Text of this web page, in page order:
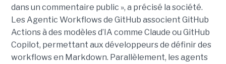
dans un commentaire public », a précisé la société.
Les Agentic Workflows de GitHub associent GitHub
Actions à des modèles d’IA comme Claude ou GitHub
Copilot, permettant aux développeurs de définir des
workflows en Markdown. Parallèlement, les agents